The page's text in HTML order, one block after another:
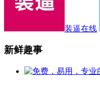
装逼在线
新鲜趣事